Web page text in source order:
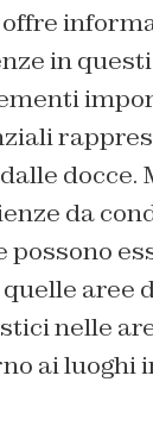
in
docce.
da
possono
aree
nelle
ai luoghi